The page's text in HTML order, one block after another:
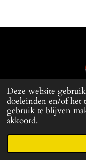
Deze website
doeleinden en/of het
gebruik te blijven
akkoord.
© 2015 - 2026Baker-